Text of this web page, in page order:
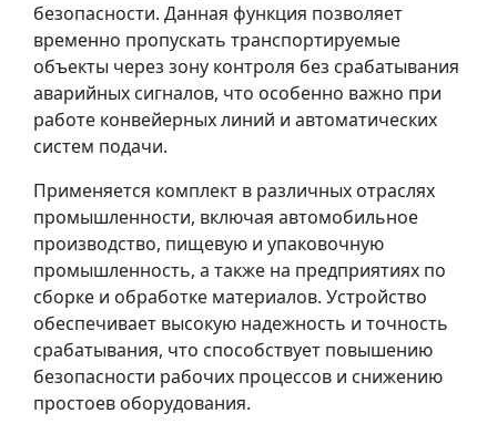
безопасности. Данная функция позволяет
временно пропускать транспортируемые
объекты через зону контроля без срабатывания
аварийных сигналов, что особенно важно при
работе конвейерных линий и автоматических
систем подачи.
Применяется комплект в различных отраслях
промышленности, включая автомобильное
производство, пищевую и упаковочную
промышленность, а также на предприятиях по
сборке и обработке материалов. Устройство
обеспечивает высокую надежность и точность
срабатывания, что способствует повышению
безопасности рабочих процессов и снижению
простоев оборудования.